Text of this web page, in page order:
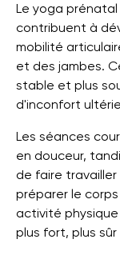
Le yoga
contribuent à
mobilité
et des jambes.
stable et plus
d'inconfort
Les séances
en douceur,
de faire
préparer le
activité
plus fort, plus